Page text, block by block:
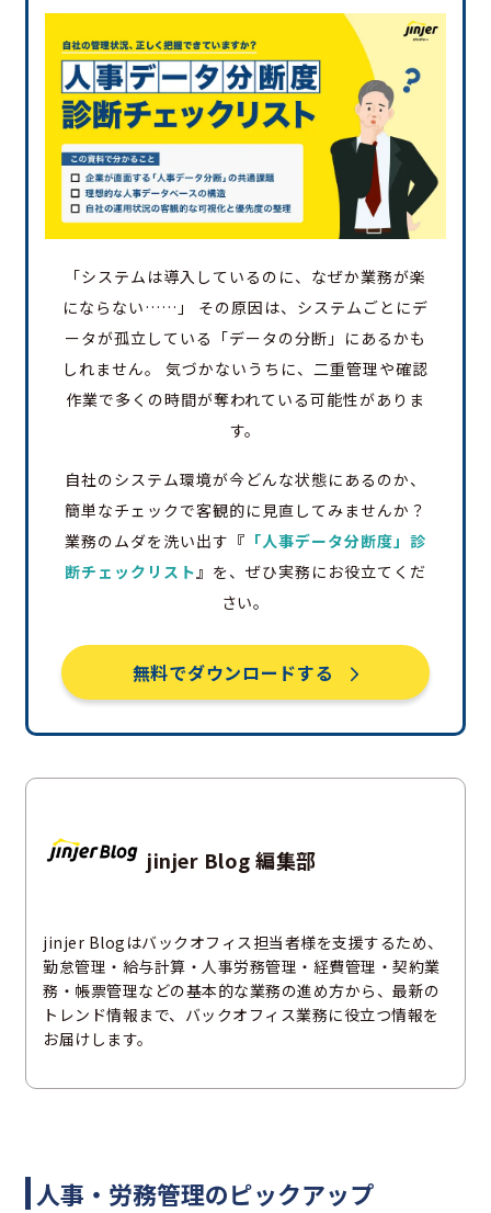
「システムは導入しているのに、なぜか業務が楽
にならない……」 その原因は、システムごとにデ
ータが孤立している「データの分断」にあるかも
しれません。 気づかないうちに、二重管理や確認
作業で多くの時間が奪われている可能性がありま
す。
自社のシステム環境が今どんな状態にあるのか、
簡単なチェックで客観的に見直してみませんか？
業務のムダを洗い出す 『 「人事データ分断度」診
断チェックリスト』 を、ぜひ実務にお役立てくだ
さい。
無料でダウンロードする
jinjer Blog 編集部
jinjer Blogはバックオフィス担当者様を支援するため、
勤怠管理・給与計算・人事労務管理・経費管理・契約業
務・帳票管理などの基本的な業務の進め方から、最新の
トレンド情報まで、バックオフィス業務に役立つ情報を
お届けします。
人事・労務管理のピックアップ